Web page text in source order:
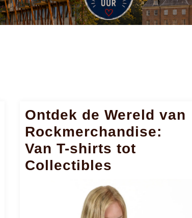
Ontdek de Wereld van
Rockmerchandise:
Van T-shirts tot
Collectibles